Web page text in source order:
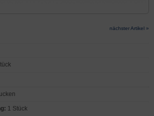
nächster Artikel »
1 Stück